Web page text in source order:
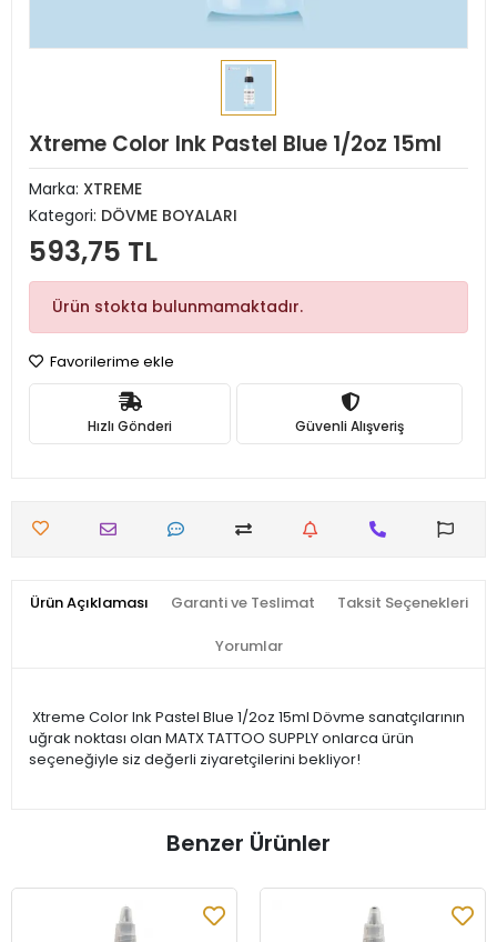
Xtreme Color Ink Pastel Blue 1/2oz 15ml
Marka: XTREME
Kategori: DÖVME BOYALARI
593,75 TL
Ürün stokta bulunmamaktadır.
Favorilerime ekle
Hızlı Gönderi Güvenli Alışveriş
Ürün Açıklaması Garanti ve Teslimat Taksit Seçenekleri
Yorumlar
Xtreme Color Ink Pastel Blue 1/2oz 15ml Dövme sanatçılarının
uğrak noktası olan MATX TATTOO SUPPLY onlarca ürün
seçeneğiyle siz değerli ziyaretçilerini bekliyor!
Benzer Ürünler